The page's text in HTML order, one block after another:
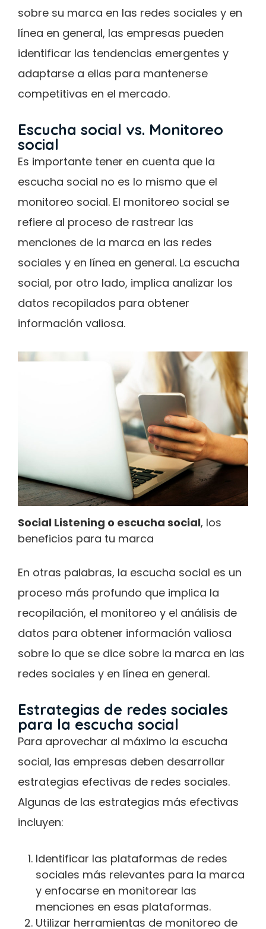
sobre su marca en las redes sociales y en
línea en general, las empresas pueden
identificar las tendencias emergentes y
adaptarse a ellas para mantenerse
competitivas en el mercado.
Escucha social vs. Monitoreo
social
Es importante tener en cuenta que la
escucha social no es lo mismo que el
monitoreo social. El monitoreo social se
refiere al proceso de rastrear las
menciones de la marca en las redes
sociales y en línea en general. La escucha
social, por otro lado, implica analizar los
datos recopilados para obtener
información valiosa.
Social Listening o escucha social, los
beneficios para tu marca
En otras palabras, la escucha social es un
proceso más profundo que implica la
recopilación, el monitoreo y el análisis de
datos para obtener información valiosa
sobre lo que se dice sobre la marca en las
redes sociales y en línea en general.
Estrategias de redes sociales
para la escucha social
Para aprovechar al máximo la escucha
social, las empresas deben desarrollar
estrategias efectivas de redes sociales.
Algunas de las estrategias más efectivas
incluyen:
Identificar las plataformas de redes
sociales más relevantes para la marca
y enfocarse en monitorear las
menciones en esas plataformas.
Utilizar herramientas de monitoreo de